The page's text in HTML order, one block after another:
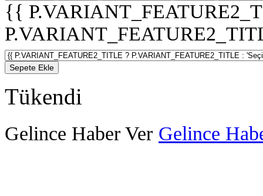
{{
Sepete Ekle
Tükendi
Gelince Haber Ver Gelince